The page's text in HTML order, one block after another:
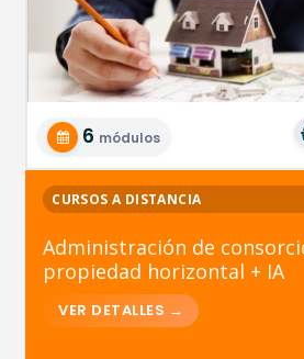
6 módulos
CURSOS A DISTANCIA
Administración de
propiedad horizontal + IA